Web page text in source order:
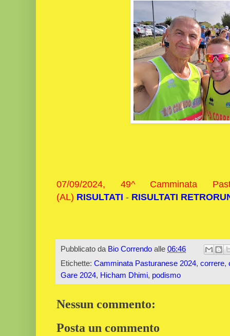
07/09/2024, 49^ Camminata
(AL) RISULTATI - RISULTATI
Pubblicato da Bio Correndo alle 06:46
Etichette: Camminata Pasturanese 2024, correre,
Gare 2024, Hicham Dhimi, podismo
Nessun commento:
Posta un commento